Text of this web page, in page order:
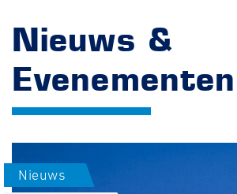
Nieuws &
Evenementen
Nieuws